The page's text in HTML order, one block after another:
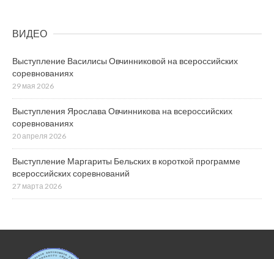
ВИДЕО
Выступление Василисы Овчинниковой на всероссийских
соревнованиях
29 мая 2026
Выступления Ярослава Овчинникова на всероссийских
соревнованиях
20 апреля 2026
Выступление Маргариты Бельских в короткой программе
всероссийских соревнований
27 марта 2026